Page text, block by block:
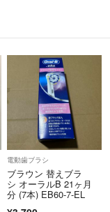
電動歯ブラシ
ブラウン 替えブラ
シ オーラルB 21ヶ月
分 (7本) EB60-7-EL